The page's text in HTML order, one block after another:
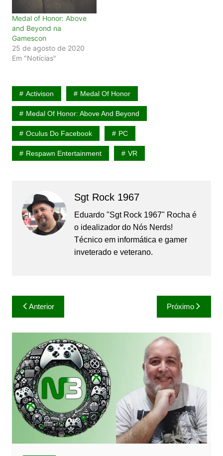
Medal of Honor: Above
and Beyond na
Gamescon
25 de agosto de 2020
Em "Notícias"
Activison Medal Of Honor
Medal Of Honor: Above And Beyond
Oculus Do Facebook PC
Respawn Entertainment VR
Sgt Rock 1967
Eduardo "Sgt Rock 1967" Rocha é
o idealizador do Nós Nerds!
Técnico em informática e gamer
inveterado e veterano.
Navegação
de
Post
Anterior Próximo